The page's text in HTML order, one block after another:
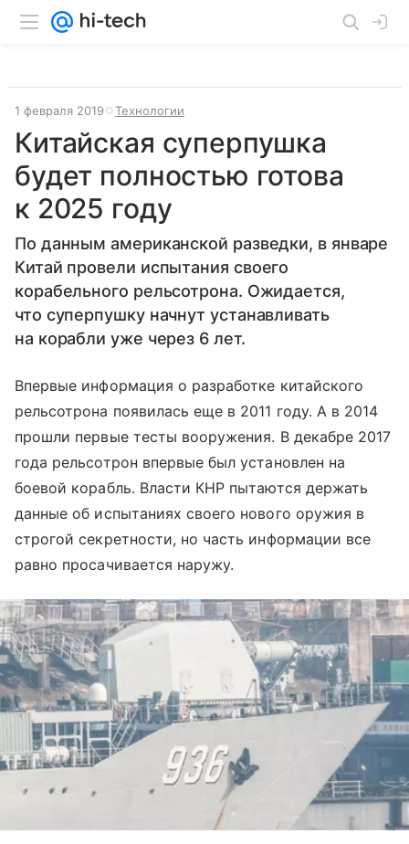
1 февраля 2019 Технологии
Китайская суперпушка
будет полностью готова
к 2025 году
По данным американской разведки, в январе
Китай провели испытания своего
корабельного рельсотрона. Ожидается,
что суперпушку начнут устанавливать
на корабли уже через 6 лет.
Впервые информация о разработке китайского
рельсотрона появилась еще в 2011 году. А в 2014
прошли первые тесты вооружения. В декабре 2017
года рельсотрон впервые был установлен на
боевой корабль. Власти КНР пытаются держать
данные об испытаниях своего нового оружия в
строгой секретности, но часть информации все
равно просачивается наружу.